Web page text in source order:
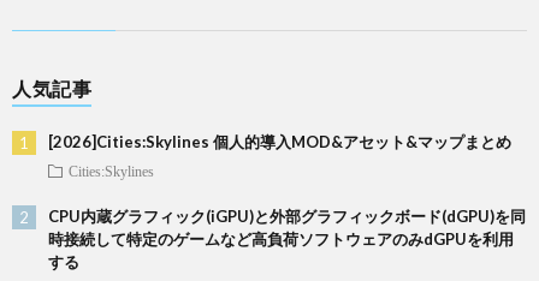
人気記事
[2026]Cities:Skylines 個人的導入MOD&アセット&マップまとめ
Cities:Skylines
CPU内蔵グラフィック(iGPU)と外部グラフィックボード(dGPU)を同
時接続して特定のゲームなど高負荷ソフトウェアのみdGPUを利用
する